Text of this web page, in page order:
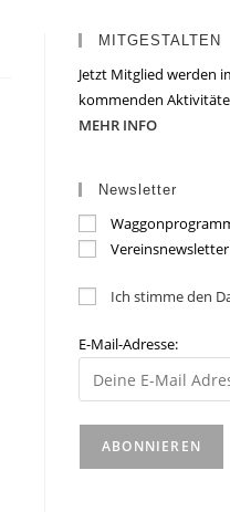
MITGESTALTEN
Jetzt Mitglied werden
kommenden
MEHR INFO
Newsletter
Vereinsnewsletter
Ich stimme den
E-Mail-Adresse: